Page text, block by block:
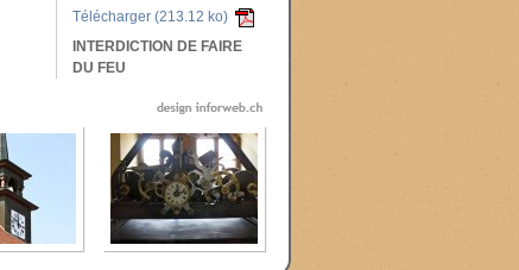
Télécharger (213.12 ko)
INTERDICTION DE FAIRE
DU FEU